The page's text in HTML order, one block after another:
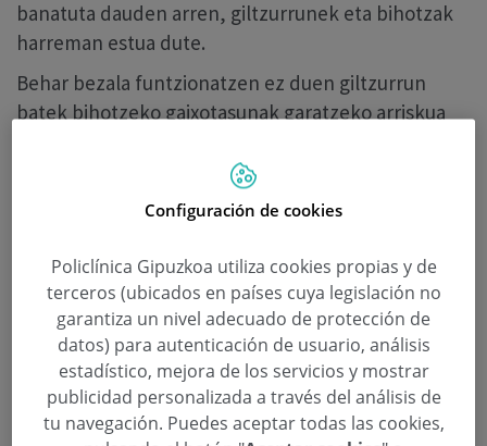
banatuta dauden arren, giltzurrunek eta bihotzak
harreman estua dute.
Behar bezala funtzionatzen ez duen giltzurrun
batek bihotzeko gaixotasunak garatzeko arriskua
bat giltzurrunetako gaixotasun baten kausa izan
pazienteen % 40k, gutxi gorabehera, giltzurrun-
gaixotasuna dute.
Organo baten disfuntzioak besteari kalte egiten
dionean,bihotzeko sindrome esaten zaio.
Sindrome hau bost motatan sailkatzen da, eta bere
tratamenduari ekiteko, Poliklinika Gipuzkoak
Configuración de cookies
Policlínica Gipuzkoa utiliza cookies propias y de
terceros (ubicados en países cuya legislación no
garantiza un nivel adecuado de protección de
datos) para autenticación de usuario, análisis
estadístico, mejora de los servicios y mostrar
publicidad personalizada a través del análisis de
tu navegación. Puedes aceptar todas las cookies,